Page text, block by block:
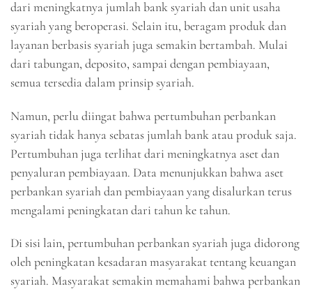
dari meningkatnya jumlah bank syariah dan unit usaha
syariah yang beroperasi. Selain itu, beragam produk dan
layanan berbasis syariah juga semakin bertambah. Mulai
dari tabungan, deposito, sampai dengan pembiayaan,
semua tersedia dalam prinsip syariah.
Namun, perlu diingat bahwa pertumbuhan perbankan
syariah tidak hanya sebatas jumlah bank atau produk saja.
Pertumbuhan juga terlihat dari meningkatnya aset dan
penyaluran pembiayaan. Data menunjukkan bahwa aset
perbankan syariah dan pembiayaan yang disalurkan terus
mengalami peningkatan dari tahun ke tahun.
Di sisi lain, pertumbuhan perbankan syariah juga didorong
oleh peningkatan kesadaran masyarakat tentang keuangan
syariah. Masyarakat semakin memahami bahwa perbankan